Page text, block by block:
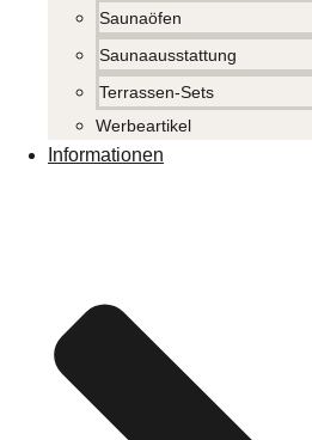
Saunaöfen
Saunaausstattung
Terrassen-Sets
Werbeartikel
Informationen